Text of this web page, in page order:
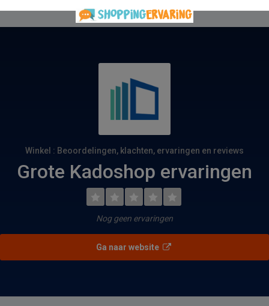
Winkel : Beoordelingen, klachten, ervaringen en reviews
Grote Kadoshop ervaringen
Nog geen ervaringen
Ga naar website